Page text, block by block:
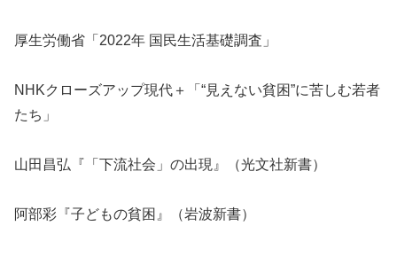
厚生労働省「2022年 国民生活基礎調査」
NHKクローズアップ現代＋「“見えない貧困”に苦しむ若者
たち」
山田昌弘『「下流社会」の出現』（光文社新書）
阿部彩『子どもの貧困』（岩波新書）